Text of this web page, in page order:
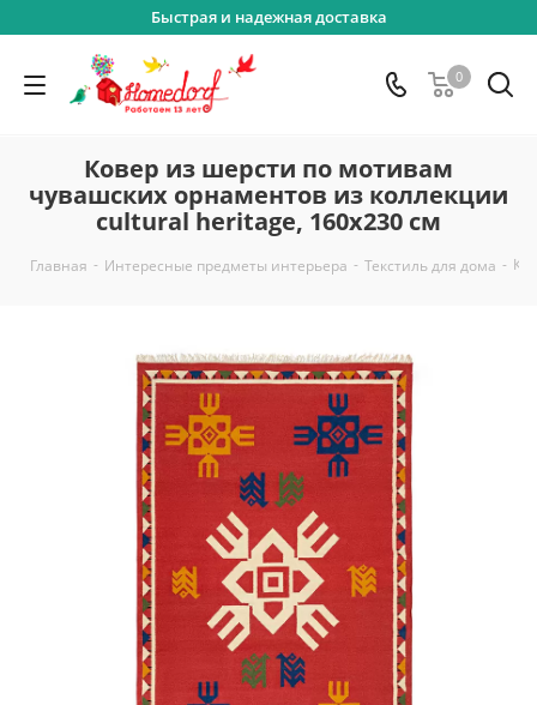
Быстрая и надежная доставка
0
Ковер из шерсти по мотивам
чувашских орнаментов из коллекции
cultural heritage, 160х230 см
Главная - Интересные предметы интерьера - Текстиль для дома -